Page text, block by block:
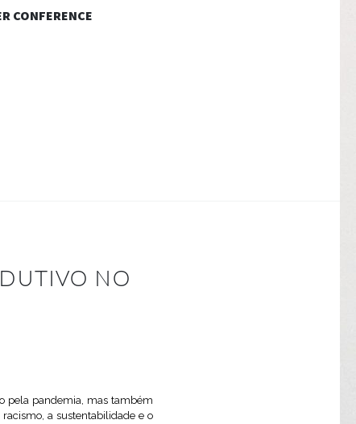
CONFERENCE
NO
pela pandemia, mas também
a sustentabilidade e o